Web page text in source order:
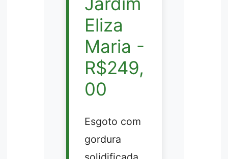
Eliza
Maria -
R$249,
00
Esgoto com
gordura